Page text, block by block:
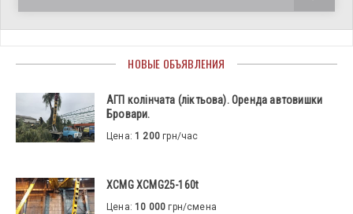
НОВЫЕ ОБЪЯВЛЕНИЯ
АГП колінчата (ліктьова). Оренда автовишки
Бровари.
Цена:1 200 грн/час
XCMG XCMG25-160t
Цена:10 000 грн/смена